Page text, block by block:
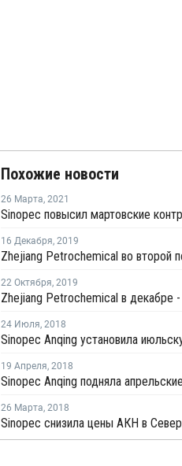
Похожие новости
26 Марта, 2021
16 Декабря, 2019
22 Октября, 2019
24 Июля, 2018
19 Апреля, 2018
26 Марта, 2018